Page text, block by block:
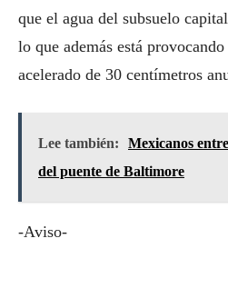
que el agua del subsuelo
lo que además está
acelerado de 30 centímetros
Lee también:
Mexicanos
del puente de Baltimore
-Aviso-